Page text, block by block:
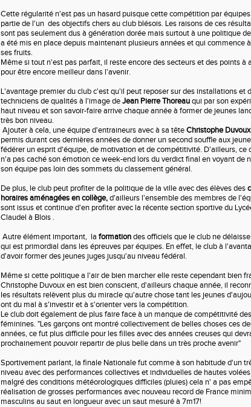
Cette régularité n'est pas un hasard puisque cette compétition par
partie de l'un des objectifs chers au club blésois. Les raisons de ces
sont pas seulement dus à génération dorée mais surtout à une politique
a été mis en place depuis maintenant plusieurs années et qui commence
ses fruits.
Même si tout n'est pas parfait, il reste encore des secteurs et des points à
pour être encore meilleur dans l'avenir.
L'avantage premier du club c'est qu'il peut reposer sur des installations et
techniciens de qualités à l'image deJean Pierre Thoreauqui par son
haut niveau et son savoir-faire arrive chaque année à former de jeunes
très bon niveau.
Ajouter à cela, une équipe d'entraineurs avec à sa têteChristophe Duvoux
permis durant ces dernières années de donner un second souffle aux
fédérer un esprit d'équipe, de motivation et de compétitivité. D'ailleurs, ce
n'a pas caché son émotion ce week-end lors du verdict final en voyant de
son équipe pas loin des sommets du classement général.
De plus, le club peut profiter de la politique de la ville avec des élèves des
horaires aménagées en collège,d'ailleurs l'ensemble des membres de
sont issus et continue d'en profiter avec la récente section sportive du
Claudel à Blois .
Autre élément important, la formationdes officiels que le club ne
qui est primordial dans les épreuves par équipes. En effet, le club à
d'avoir former des jeunes juges jusqu'au niveau fédéral.
Même si cette politique a l'air de bien marcher elle reste cependant bien
Christophe Duvoux en est bien conscient, d'ailleurs chaque année, il
les résultats relèvent plus du miracle qu'autre chose tant les jeunes
ont du mal à s'investir et à s'orienter vers la compétition.
Le club doit également de plus faire face à un manque de compétitivité
féminines. "Les garçons ont montré collectivement de belles choses ces
années, ce fut plus difficile pour les filles avec des années creuses qui
prochainement pouvoir repartir de plus belle dans un très proche avenir"
Sportivement parlant, la finale Nationale fut comme à son habitude d'un
niveau avec des performances collectives et individuelles de hautes
malgré des conditions météorologiques difficiles (pluies) cela n' a pas
réalisation de grosses performances avec nouveau record de France
masculins au saut en longueur avec un saut mesuré à 7m17!